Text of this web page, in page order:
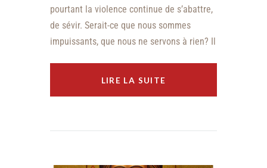
pourtant la violence continue de s’abattre,
de sévir. Serait-ce que nous sommes
impuissants, que nous ne servons à rien? Il
LIRE LA SUITE